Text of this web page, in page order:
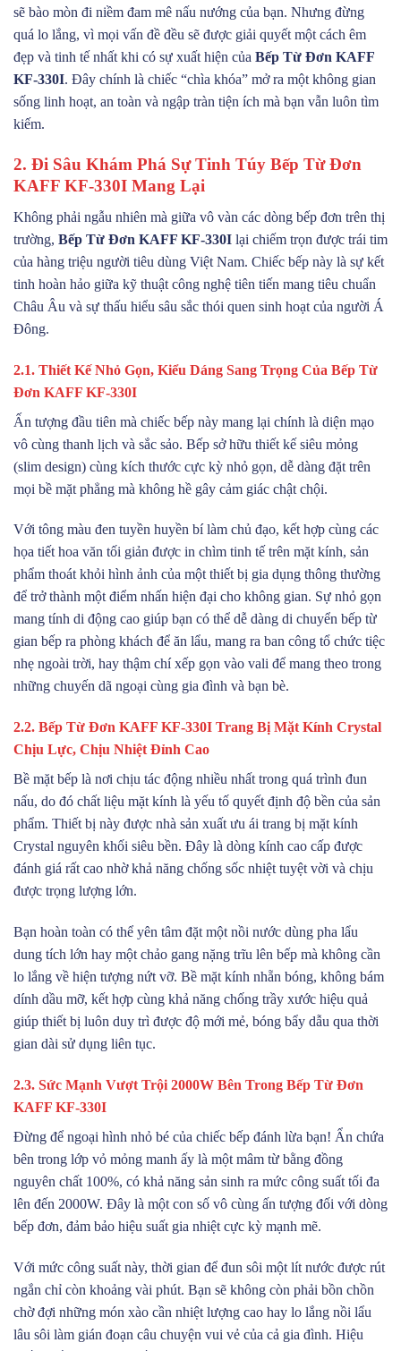
sẽ bào mòn đi niềm đam mê nấu nướng của bạn. Nhưng đừng
quá lo lắng, vì mọi vấn đề đều sẽ được giải quyết một cách êm
đẹp và tinh tế nhất khi có sự xuất hiện của Bếp Từ Đơn KAFF
KF-330I. Đây chính là chiếc “chìa khóa” mở ra một không gian
sống linh hoạt, an toàn và ngập tràn tiện ích mà bạn vẫn luôn tìm
kiếm.
2. Đi Sâu Khám Phá Sự Tinh Túy Bếp Từ Đơn
KAFF KF-330I Mang Lại
Không phải ngẫu nhiên mà giữa vô vàn các dòng bếp đơn trên thị
trường, Bếp Từ Đơn KAFF KF-330I lại chiếm trọn được trái tim
của hàng triệu người tiêu dùng Việt Nam. Chiếc bếp này là sự kết
tinh hoàn hảo giữa kỹ thuật công nghệ tiên tiến mang tiêu chuẩn
Châu Âu và sự thấu hiểu sâu sắc thói quen sinh hoạt của người Á
Đông.
2.1. Thiết Kế Nhỏ Gọn, Kiểu Dáng Sang Trọng Của Bếp Từ
Đơn KAFF KF-330I
Ấn tượng đầu tiên mà chiếc bếp này mang lại chính là diện mạo
vô cùng thanh lịch và sắc sảo. Bếp sở hữu thiết kế siêu mỏng
(slim design) cùng kích thước cực kỳ nhỏ gọn, dễ dàng đặt trên
mọi bề mặt phẳng mà không hề gây cảm giác chật chội.
Với tông màu đen tuyền huyền bí làm chủ đạo, kết hợp cùng các
họa tiết hoa văn tối giản được in chìm tinh tế trên mặt kính, sản
phẩm thoát khỏi hình ảnh của một thiết bị gia dụng thông thường
để trở thành một điểm nhấn hiện đại cho không gian. Sự nhỏ gọn
mang tính di động cao giúp bạn có thể dễ dàng di chuyển bếp từ
gian bếp ra phòng khách để ăn lẩu, mang ra ban công tổ chức tiệc
nhẹ ngoài trời, hay thậm chí xếp gọn vào vali để mang theo trong
những chuyến dã ngoại cùng gia đình và bạn bè.
2.2. Bếp Từ Đơn KAFF KF-330I Trang Bị Mặt Kính Crystal
Chịu Lực, Chịu Nhiệt Đỉnh Cao
Bề mặt bếp là nơi chịu tác động nhiều nhất trong quá trình đun
nấu, do đó chất liệu mặt kính là yếu tố quyết định độ bền của sản
phẩm. Thiết bị này được nhà sản xuất ưu ái trang bị mặt kính
Crystal nguyên khối siêu bền. Đây là dòng kính cao cấp được
đánh giá rất cao nhờ khả năng chống sốc nhiệt tuyệt vời và chịu
được trọng lượng lớn.
Bạn hoàn toàn có thể yên tâm đặt một nồi nước dùng pha lẩu
dung tích lớn hay một chảo gang nặng trĩu lên bếp mà không cần
lo lắng về hiện tượng nứt vỡ. Bề mặt kính nhẵn bóng, không bám
dính dầu mỡ, kết hợp cùng khả năng chống trầy xước hiệu quả
giúp thiết bị luôn duy trì được độ mới mẻ, bóng bẩy dẫu qua thời
gian dài sử dụng liên tục.
2.3. Sức Mạnh Vượt Trội 2000W Bên Trong Bếp Từ Đơn
KAFF KF-330I
Đừng để ngoại hình nhỏ bé của chiếc bếp đánh lừa bạn! Ẩn chứa
bên trong lớp vỏ mỏng manh ấy là một mâm từ bằng đồng
nguyên chất 100%, có khả năng sản sinh ra mức công suất tối đa
lên đến 2000W. Đây là một con số vô cùng ấn tượng đối với dòng
bếp đơn, đảm bảo hiệu suất gia nhiệt cực kỳ mạnh mẽ.
Với mức công suất này, thời gian để đun sôi một lít nước được rút
ngắn chỉ còn khoảng vài phút. Bạn sẽ không còn phải bồn chồn
chờ đợi những món xào cần nhiệt lượng cao hay lo lắng nồi lẩu
lâu sôi làm gián đoạn câu chuyện vui vẻ của cả gia đình. Hiệu